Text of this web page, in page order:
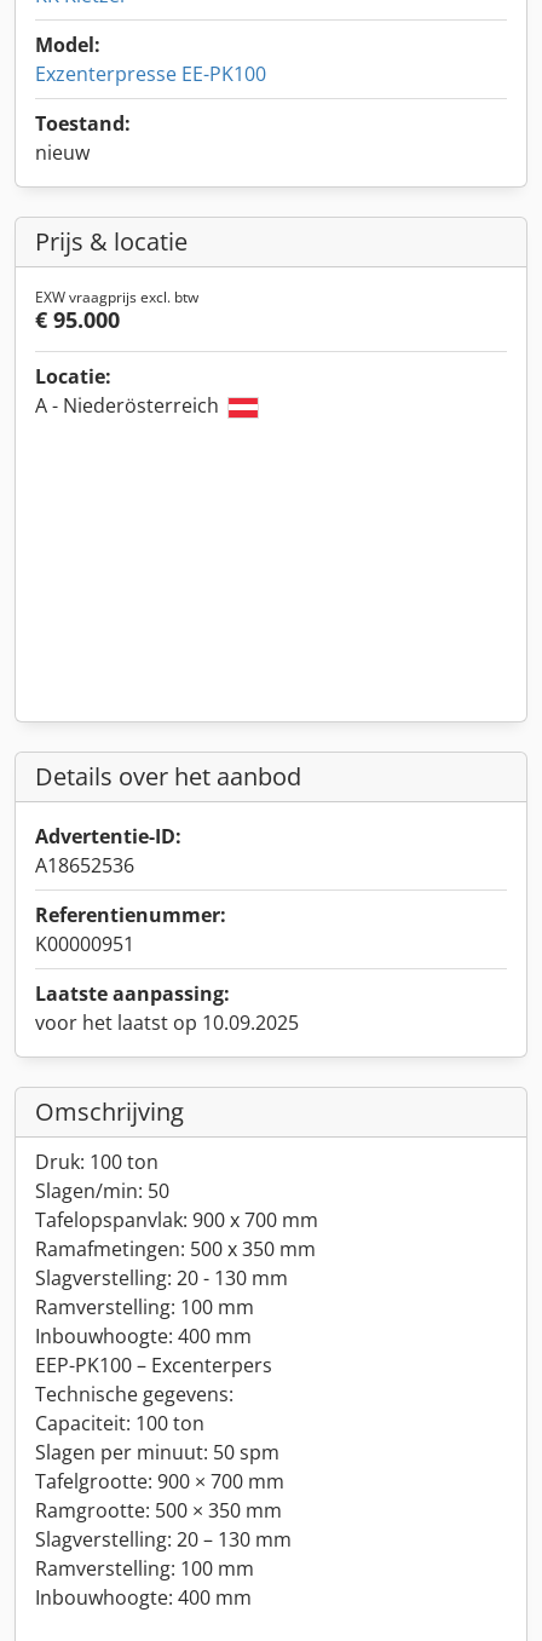
Model:
Exzenterpresse EE-PK100
Toestand:
nieuw
Prijs & locatie
EXW vraagprijs excl. btw
€ 95.000
Locatie:
A - Niederösterreich
Details over het aanbod
Advertentie-ID:
A18652536
Referentienummer:
K00000951
Laatste aanpassing:
voor het laatst op 10.09.2025
Omschrijving
Druk: 100 ton
Slagen/min: 50
Tafelopspanvlak: 900 x 700 mm
Ramafmetingen: 500 x 350 mm
Slagverstelling: 20 - 130 mm
Ramverstelling: 100 mm
Inbouwhoogte: 400 mm
EEP-PK100 – Excenterpers
Technische gegevens:
Capaciteit: 100 ton
Slagen per minuut: 50 spm
Tafelgrootte: 900 × 700 mm
Ramgrootte: 500 × 350 mm
Slagverstelling: 20 – 130 mm
Ramverstelling: 100 mm
Inbouwhoogte: 400 mm